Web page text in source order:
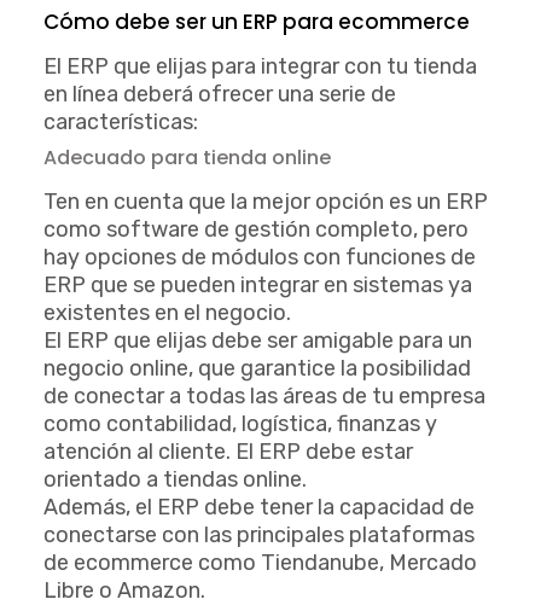
Cómo debe ser un ERP para ecommerce
El ERP que elijas para integrar con tu tienda
en línea deberá ofrecer una serie de
características:
Adecuado para tienda online
Ten en cuenta que la mejor opción es un ERP
como software de gestión completo, pero
hay opciones de módulos con funciones de
ERP que se pueden integrar en sistemas ya
existentes en el negocio.
El ERP que elijas debe ser amigable para un
negocio online, que garantice la posibilidad
de conectar a todas las áreas de tu empresa
como contabilidad, logística, finanzas y
atención al cliente. El ERP debe estar
orientado a tiendas online.
Además, el ERP debe tener la capacidad de
conectarse con las principales plataformas
de ecommerce como Tiendanube, Mercado
Libre o Amazon.